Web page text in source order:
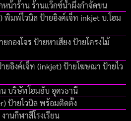
หน้าร้าน ร้านแว๊กซ์น้ำผึงกำจัดขน
พิมพ์ไวนิล ป้ายอิงค์เจ็ท inkjet บ.โฮม
กองโจร ป้ายหาเสียง ป้ายโครงไม้
อิงค์เจ็ท (inkjet) ป้ายโฆษณา ป้ายไว
น บริษัทโฮมฮับ อุดรธานี
ป้ายไวนิล พร้อมติดตั้ง
านกีฬาสีโรงเรียน